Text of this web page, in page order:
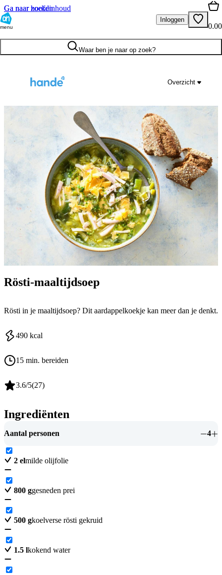
Ga naar hoofdinhoud
Ga naar zoeken
menu
Inloggen
0.00
Waar ben je naar op zoek?
Overzicht
Rösti-maaltijdsoep
Rösti in je maaltijdsoep? Dit aardappelkoekje kan meer dan je denkt.
490 kcal
15 min. bereiden
3.6/5(27)
Ingrediënten
Aantal personen 4
2 elmilde olijfolie
800 ggesneden prei
500 gkoelverse rösti gekruid
1.5 lkokend water